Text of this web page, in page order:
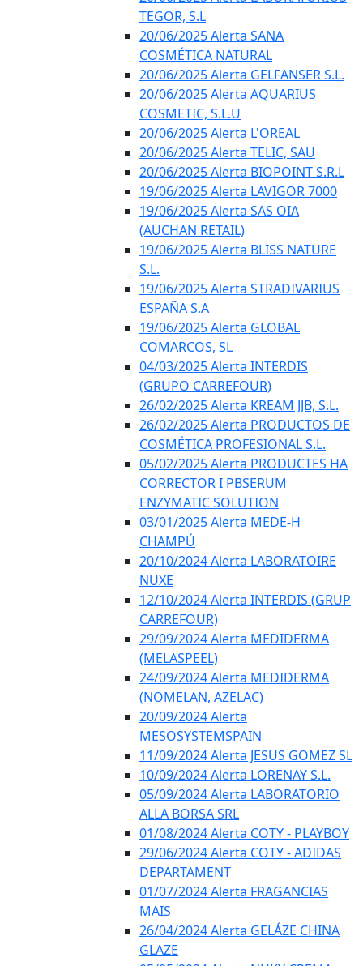
TEGOR, S.L
20/06/2025 Alerta SANA
COSMÉTICA NATURAL
20/06/2025 Alerta GELFANSER S.L.
20/06/2025 Alerta AQUARIUS
COSMETIC, S.L.U
20/06/2025 Alerta L'OREAL
20/06/2025 Alerta TELIC, SAU
20/06/2025 Alerta BIOPOINT S.R.L
19/06/2025 Alerta LAVIGOR 7000
19/06/2025 Alerta SAS OIA
(AUCHAN RETAIL)
19/06/2025 Alerta BLISS NATURE
S.L.
19/06/2025 Alerta STRADIVARIUS
ESPAÑA S.A
19/06/2025 Alerta GLOBAL
COMARCOS, SL
04/03/2025 Alerta INTERDIS
(GRUPO CARREFOUR)
26/02/2025 Alerta KREAM JJB, S.L.
26/02/2025 Alerta PRODUCTOS DE
COSMÉTICA PROFESIONAL S.L.
05/02/2025 Alerta PRODUCTES HA
CORRECTOR I PBSERUM
ENZYMATIC SOLUTION
03/01/2025 Alerta MEDE-H
CHAMPÚ
20/10/2024 Alerta LABORATOIRE
NUXE
12/10/2024 Alerta INTERDIS (GRUP
CARREFOUR)
29/09/2024 Alerta MEDIDERMA
(MELASPEEL)
24/09/2024 Alerta MEDIDERMA
(NOMELAN, AZELAC)
20/09/2024 Alerta
MESOSYSTEMSPAIN
11/09/2024 Alerta JESUS GOMEZ SL
10/09/2024 Alerta LORENAY S.L.
05/09/2024 Alerta LABORATORIO
ALLA BORSA SRL
01/08/2024 Alerta COTY - PLAYBOY
29/06/2024 Alerta COTY - ADIDAS
DEPARTAMENT
01/07/2024 Alerta FRAGANCIAS
MAIS
26/04/2024 Alerta GELÁZE CHINA
GLAZE